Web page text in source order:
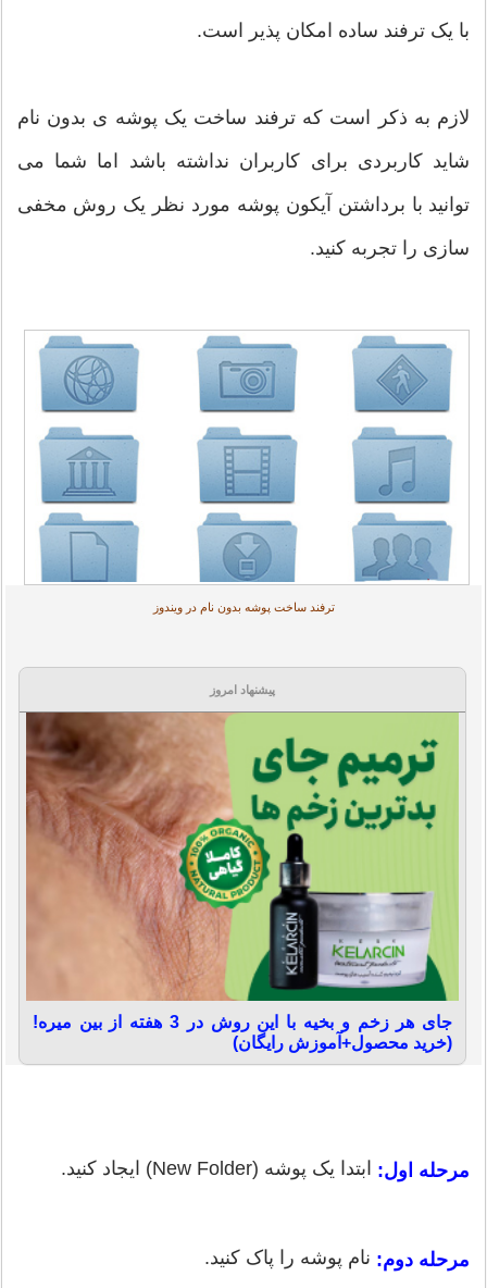
با یک ترفند ساده امکان پذیر است.
لازم به ذکر است که ترفند ساخت یک پوشه ی بدون نام
شاید کاربردی برای کاربران نداشته باشد اما شما می
توانید با برداشتن آیکون پوشه مورد نظر یک روش مخفی
سازی را تجربه کنید.
ترفند ساخت پوشه بدون نام در ویندوز
پیشنهاد امروز
جای هر زخم و بخیه با این روش در 3 هفته از بین میره!
(خرید محصول+آموزش رایگان)
مرحله اول: ابتدا یک پوشه (New Folder) ایجاد کنید.
مرحله دوم: نام پوشه را پاک کنید.